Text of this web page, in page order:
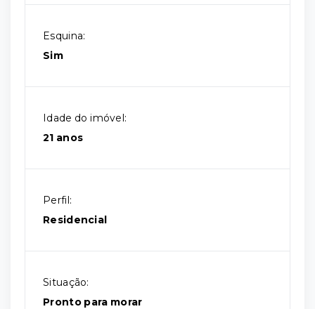
Esquina:
Sim
Idade do imóvel:
21 anos
Perfil:
Residencial
Situação:
Pronto para morar